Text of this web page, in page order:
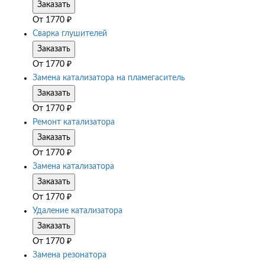
Заказать
От 1770 ₽
Сварка глушителей
Заказать
От 1770 ₽
Замена катализатора на пламегаситель
Заказать
От 1770 ₽
Ремонт катализатора
Заказать
От 1770 ₽
Замена катализатора
Заказать
От 1770 ₽
Удаление катализатора
Заказать
От 1770 ₽
Замена резонатора